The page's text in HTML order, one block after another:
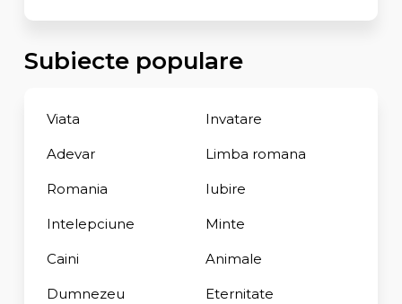
Subiecte populare
Viata Invatare
Adevar Limba romana
Romania Iubire
Intelepciune Minte
Caini Animale
Dumnezeu Eternitate